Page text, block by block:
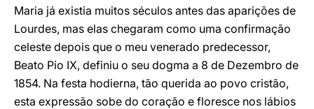
Maria já existia muitos séculos antes das aparições de
Lourdes, mas elas chegaram como uma confirmação
celeste depois que o meu venerado predecessor,
Beato Pio IX, definiu o seu dogma a 8 de Dezembro de
1854. Na festa hodierna, tão querida ao povo cristão,
esta expressão sobe do coração e floresce nos lábios